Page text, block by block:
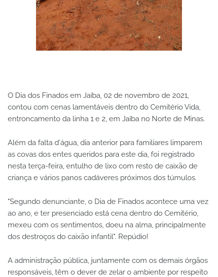
O Dia dos Finados em Jaíba, 02 de novembro de 2021,
contou com cenas lamentáveis dentro do Cemitério Vida,
entroncamento da linha 1 e 2, em Jaíba no Norte de Minas.
Além da falta d'água, dia anterior para familiares limparem
as covas dos entes queridos para este dia, foi registrado
nesta terça-feira, entulho de lixo com resto de caixão de
criança e vários panos cadáveres próximos dos túmulos.
"Segundo denunciante, o Dia de Finados acontece uma vez
ao ano, e ter presenciado está cena dentro do Cemitério,
mexeu com os sentimentos, doeu na alma, principalmente
dos destroços do caixão infantil". Repúdio!
A administração pública, juntamente com os demais órgãos
responsáveis, têm o dever de zelar o ambiente por respeito